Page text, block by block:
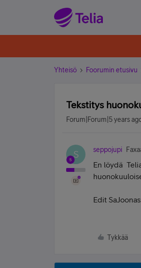
Yhteisö Foorumin etusivu
Tekstitys
Forum|Forum|5 years
S seppojupi
En löydä
Edit
Tykkää